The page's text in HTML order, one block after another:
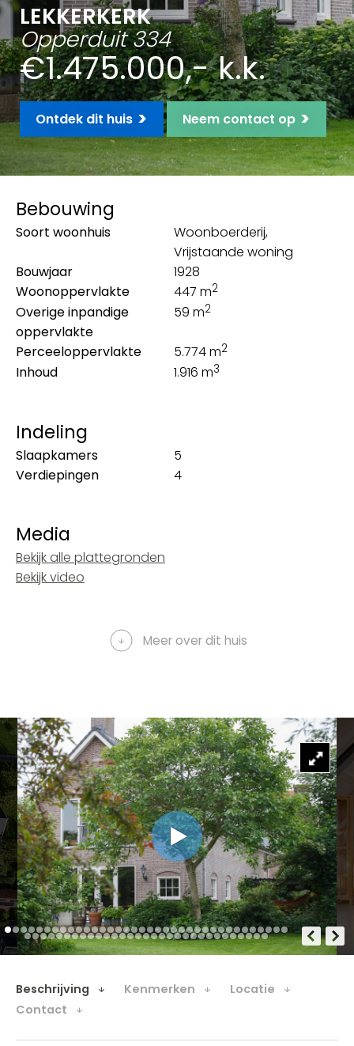
LEKKERKERK
Opperduit 334
€1.475.000,- k.k.
Ontdek dit huis > Neem contact op >
Bebouwing
Soort woonhuis
Woonboerderij,
Vrijstaande woning
Bouwjaar
1928
Woonoppervlakte
447 m2
Overige inpandige
oppervlakte
59 m2
Perceeloppervlakte 5.774 m2
Inhoud 1.916 m3
Indeling
Slaapkamers
5
Verdiepingen
4
Media
Bekijk alle plattegronden
Bekijk video
Meer over dit huis
Beschrijving Kenmerken
Locatie
Contact